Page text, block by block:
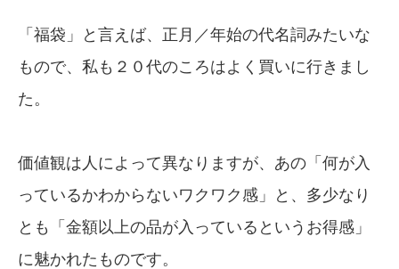
「福袋」と言えば、正月／年始の代名詞みたいな
もので、私も２０代のころはよく買いに行きまし
た。
価値観は人によって異なりますが、あの「何が入
っているかわからないワクワク感」と、多少なり
とも「金額以上の品が入っているというお得感」
に魅かれたものです。